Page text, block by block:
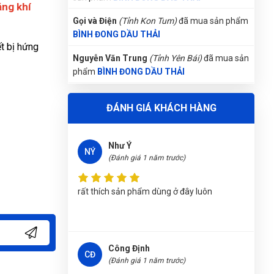
khí
bị hứng
Gọi và Điện (Tỉnh Kon Tum) đã mua sản phẩm
BÌNH ĐONG DẦU THẢI
Nguyễn Văn Trung (Tỉnh Yên Bái) đã mua sản
phẩm BÌNH ĐONG DẦU THẢI
Nguyễn Phương Yến Linh(Tỉnh Tuyên Quang)
đã mua sản phẩmBÌNH ĐONG DẦU THẢI
phẩmBÌNH ĐONG DẦU THẢI
Lê Hoàng Khánh Duy
sản phẩmBÌNH ĐONG DẦU THẢI
Phạm Ngọc Vinh
purchase
BÌNH ĐONG DẦU THẢI
ĐÁNH GIÁ KHÁCH HÀNG
NÝ
Như Ý
(Đánh giá 1 năm trước)
rất thích sản phẩm dùng ở đây luôn
CĐ
Công Định
(Đánh giá 1 năm trước)